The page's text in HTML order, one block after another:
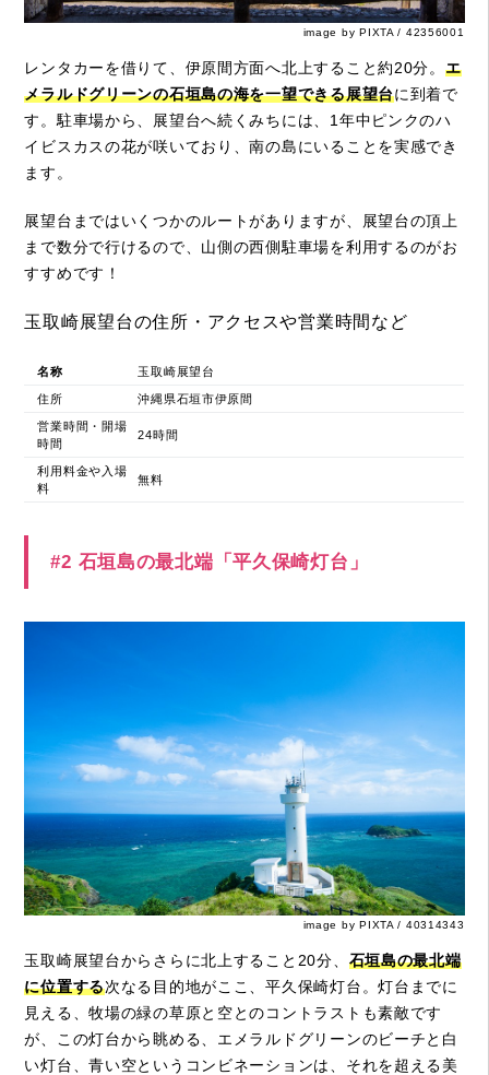
image by PIXTA / 42356001
レンタカーを借りて、伊原間方面へ北上すること約20分。 エ
メラルドグリーンの石垣島の海を一望できる展望台に到着で
す。駐車場から、展望台へ続くみちには、1年中ピンクのハ
イビスカスの花が咲いており、南の島にいることを実感でき
ます。
展望台まではいくつかのルートがありますが、展望台の頂上
まで数分で行けるので、山側の西側駐車場を利用するのがお
すすめです！
玉取崎展望台の住所・アクセスや営業時間など
名称 玉取崎展望台
住所 沖縄県石垣市伊原間
営業時間・開場
時間
24時間
利用料金や入場
料
無料
#2 石垣島の最北端「平久保崎灯台」
image by PIXTA / 40314343
玉取崎展望台からさらに北上すること20分、 石垣島の最北端
に位置する次なる目的地がここ、平久保崎灯台。灯台までに
見える、牧場の緑の草原と空とのコントラストも素敵です
が、この灯台から眺める、エメラルドグリーンのビーチと白
い灯台、青い空というコンビネーションは、それを超える美